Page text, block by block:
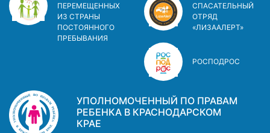
ПЕРЕМЕЩЕННЫХ
ИЗ СТРАНЫ
ПОСТОЯННОГО
ПРЕБЫВАНИЯ
СПАСАТЕЛЬНЫЙ
ОТРЯД
«ЛИЗААЛЕРТ»
РОСПОДРОС
УПОЛНОМОЧЕННЫЙ ПО ПРАВАМ
РЕБЕНКА В КРАСНОДАРСКОМ
КРАЕ